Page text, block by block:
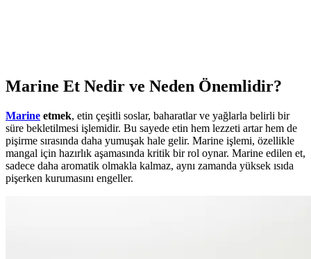
Marine Et Nedir ve Neden Önemlidir?
Marine etmek, etin çeşitli soslar, baharatlar ve yağlarla belirli bir
süre bekletilmesi işlemidir. Bu sayede etin hem lezzeti artar hem de
pişirme sırasında daha yumuşak hale gelir. Marine işlemi, özellikle
mangal için hazırlık aşamasında kritik bir rol oynar. Marine edilen et,
sadece daha aromatik olmakla kalmaz, aynı zamanda yüksek ısıda
pişerken kurumasını engeller.